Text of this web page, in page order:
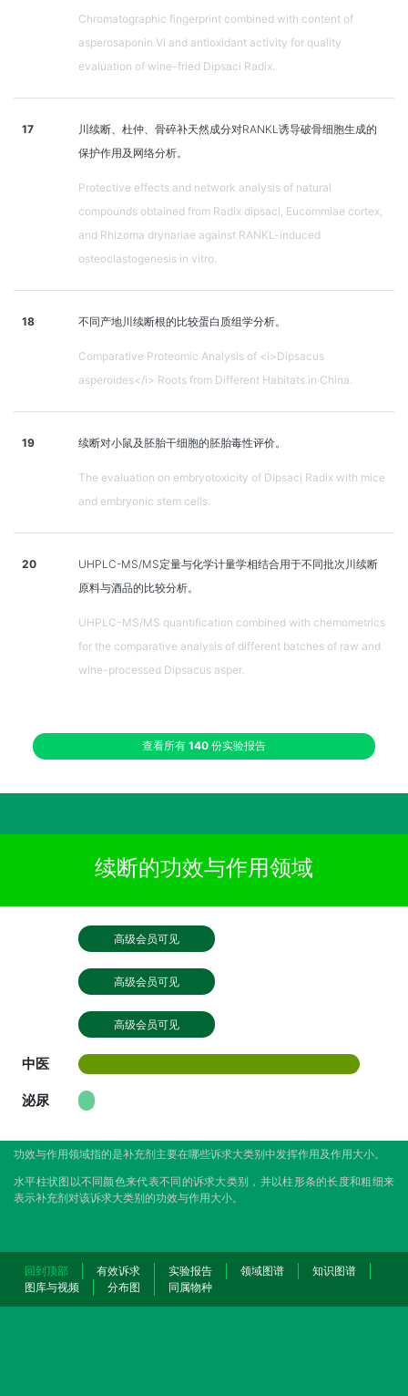
Chromatographic fingerprint combined with content of
asperosaponin VI and antioxidant activity for quality
evaluation of wine-fried Dipsaci Radix.
17
川续断、杜仲、骨碎补天然成分对RANKL诱导破骨细胞生成的
保护作用及网络分析。
Protective effects and network analysis of natural
compounds obtained from Radix dipsaci, Eucommiae cortex,
and Rhizoma drynariae against RANKL-induced
osteoclastogenesis in vitro.
18 不同产地川续断根的比较蛋白质组学分析。
Comparative Proteomic Analysis of <i>Dipsacus
asperoides</i> Roots from Different Habitats in China.
19 续断对小鼠及胚胎干细胞的胚胎毒性评价。
The evaluation on embryotoxicity of Dipsaci Radix with mice
and embryonic stem cells.
20
UHPLC-MS/MS定量与化学计量学相结合用于不同批次川续断
原料与酒品的比较分析。
UHPLC-MS/MS quantification combined with chemometrics
for the comparative analysis of different batches of raw and
wine-processed Dipsacus asper.
查看所有 140 份实验报告
续断的功效与作用领域
高级会员可见
高级会员可见
高级会员可见
中医
泌尿
功效与作用领域指的是补充剂主要在哪些诉求大类别中发挥作用及作用大小。
水平柱状图以不同颜色来代表不同的诉求大类别，并以柱形条的长度和粗细来
表示补充剂对该诉求大类别的功效与作用大小。
回到顶部 有效诉求 实验报告 领域图谱
知识图谱
图库与视频
分布图 同属物种